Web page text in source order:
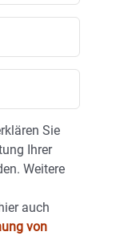
Sie
Ihrer
Weitere
auch
von